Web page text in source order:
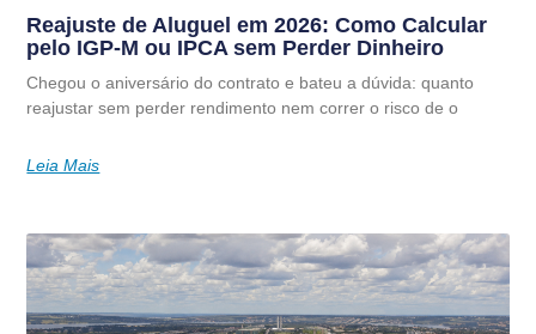
Reajuste de Aluguel em 2026: Como Calcular
pelo IGP-M ou IPCA sem Perder Dinheiro
Chegou o aniversário do contrato e bateu a dúvida: quanto
reajustar sem perder rendimento nem correr o risco de o
Leia Mais